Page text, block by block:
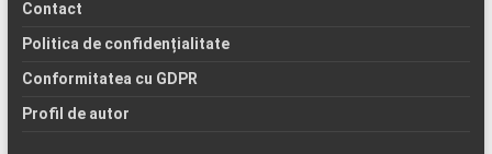
Contact
Politica de confidențialitate
Conformitatea cu GDPR
Profil de autor